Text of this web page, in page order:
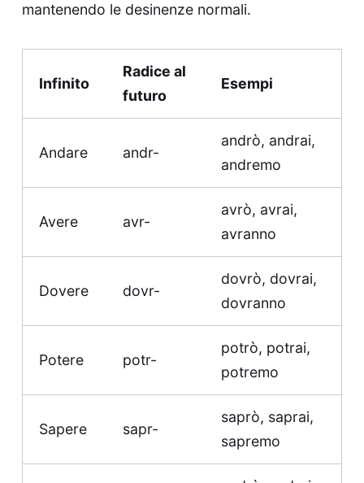
mantenendo le desinenze normali.
Infinito
Radice al
futuro
Esempi
Andare andr-
andrò, andrai,
andremo
Avere avr-
avrò, avrai,
avranno
Dovere dovr-
dovrò, dovrai,
dovranno
Potere potr-
potrò, potrai,
potremo
Sapere sapr-
saprò, saprai,
sapremo